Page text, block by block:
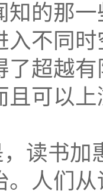
知的那
入不同
了超越
且可以
读书加
。人们